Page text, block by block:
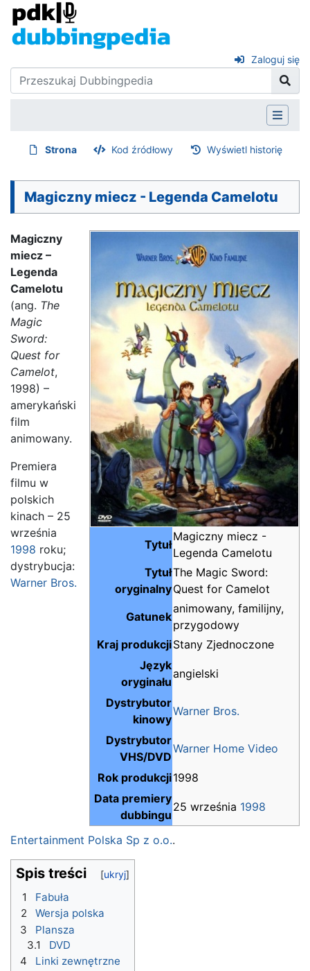
Zaloguj się
Strona Kod źródłowy Wyświetl historię
Magiczny miecz - Legenda Camelotu
Tytuł
Magiczny miecz -
Legenda Camelotu
Tytuł
oryginalny
The Magic Sword:
Quest for Camelot
Gatunek
animowany, familijny,
przygodowy
Kraj produkcjiStany Zjednoczone
Język
oryginału
angielski
Dystrybutor
kinowy
Warner Bros.
Dystrybutor
VHS/DVD
Warner Home Video
Rok produkcji1998
Data premiery
dubbingu
25 września 1998
Magiczny
miecz –
Legenda
Camelotu
(ang. The
Magic
Sword:
Quest for
Camelot,
1998) –
amerykański
film
animowany.
Premiera
filmu w
polskich
kinach – 25
września
1998 roku;
dystrybucja:
Warner Bros.
Entertainment Polska Sp z o.o..
Spis treści
1
Fabuła
2
Wersja polska
3
Plansza
3.1
DVD
4
Linki zewnętrzne